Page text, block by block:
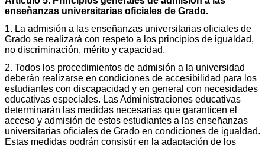
enseñanzas universitarias oficiales de Grado.
1. La admisión a las enseñanzas universitarias oficiales de
Grado se realizará con respeto a los principios de igualdad,
no discriminación, mérito y capacidad.
2. Todos los procedimientos de admisión a la universidad
deberán realizarse en condiciones de accesibilidad para los
estudiantes con discapacidad y en general con necesidades
educativas especiales. Las Administraciones educativas
determinarán las medidas necesarias que garanticen el
acceso y admisión de estos estudiantes a las enseñanzas
universitarias oficiales de Grado en condiciones de igualdad.
Estas medidas podrán consistir en la adaptación de los